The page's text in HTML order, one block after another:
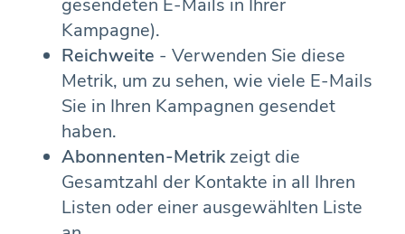
gesendeten E-Mails in Ihrer
Kampagne).
Reichweite - Verwenden Sie diese
Metrik, um zu sehen, wie viele E-Mails
Sie in Ihren Kampagnen gesendet
haben.
Abonnenten-Metrikzeigt die
Gesamtzahl der Kontakte in all Ihren
Listen oder einer ausgewählten Liste